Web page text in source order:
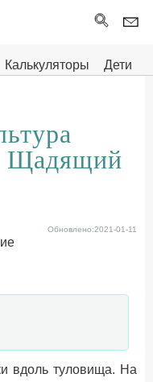
Калькуляторы
Дети
Щадящий
Обновлено:2021-01-11
вдоль туловища. На